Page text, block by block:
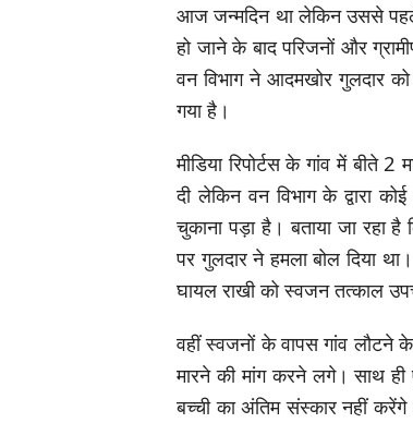
आज जन्मदिन था लेकिन उससे पहले
हो जाने के बाद परिजनों और
वन विभाग ने आदमखोर गुलदार
गया है।
मीडिया रिपोर्टस के गांव में बीते
दी लेकिन वन विभाग के द्वारा
चुकाना पड़ा है। बताया जा रहा है
पर गुलदार ने हमला बोल दिया
घायल राखी को स्वजन तत्काल
वहीं स्वजनों के वापस गांव लौटने
मारने की मांग करने लगे। साथ
बच्ची का अंतिम संस्कार नहीं